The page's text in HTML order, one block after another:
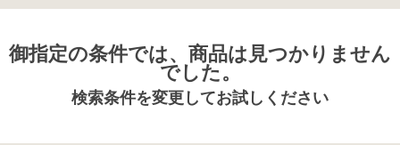
御指定の条件では、商品は見つかりません
でした。
検索条件を変更してお試しください